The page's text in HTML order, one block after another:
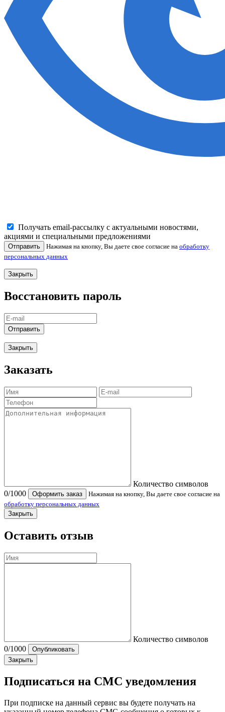
Получать email-рассылку с актуальными новостями,
акциями и специальными предложениями
Отправить Нажимая на кнопку, Вы даете свое согласие на обработку
персональных данных
Закрыть
Восстановить пароль
Отправить
Закрыть
Заказать
Количество символов
0/1000 Оформить заказ
Нажимая на кнопку, Вы даете свое согласие на
обработку персональных данных
Закрыть
Оставить отзыв
Количество символов
0/1000
Опубликовать
Закрыть
Подписаться на СМС уведомления
При подписке на данный сервис вы будете получать на